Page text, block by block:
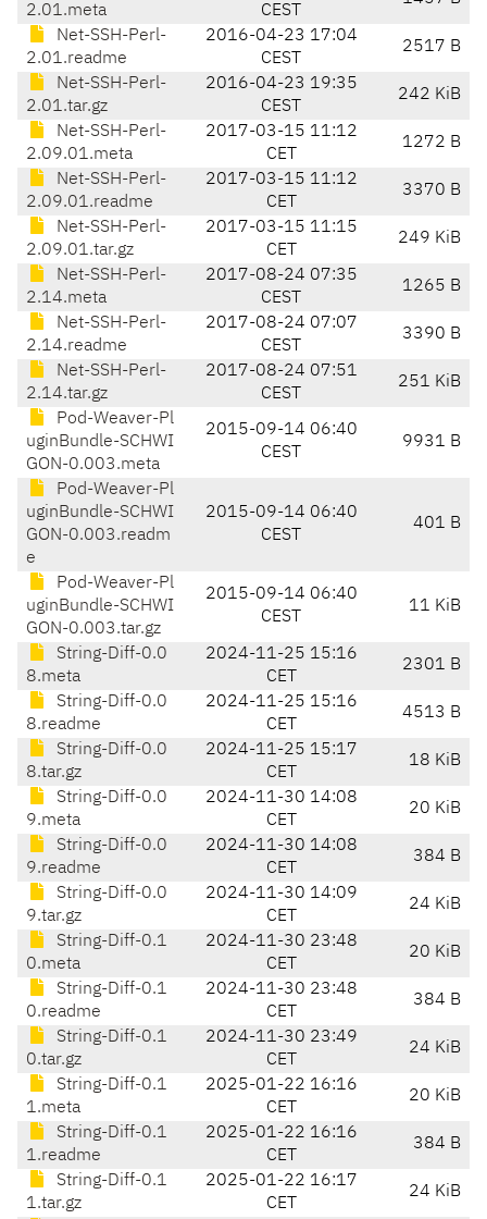
2.01.meta CEST
Net-SSH-Perl-
2.01.readme
2016-04-23 17:04
CEST
2517 B
Net-SSH-Perl-
2.01.tar.gz
2016-04-23 19:35
CEST
242 KiB
Net-SSH-Perl-
2.09.01.meta
2017-03-15 11:12
CET
1272 B
Net-SSH-Perl-
2.09.01.readme
2017-03-15 11:12
CET
3370 B
Net-SSH-Perl-
2.09.01.tar.gz
2017-03-15 11:15
CET
249 KiB
Net-SSH-Perl-
2.14.meta
2017-08-24 07:35
CEST
1265 B
Net-SSH-Perl-
2.14.readme
2017-08-24 07:07
CEST
3390 B
Net-SSH-Perl-
2.14.tar.gz
2017-08-24 07:51
CEST
251 KiB
Pod-Weaver-Pl
uginBundle-SCHWI
GON-0.003.meta
2015-09-14 06:40
CEST
9931 B
Pod-Weaver-Pl
uginBundle-SCHWI
GON-0.003.readm
e
2015-09-14 06:40
CEST
401 B
Pod-Weaver-Pl
uginBundle-SCHWI
GON-0.003.tar.gz
2015-09-14 06:40
CEST
11 KiB
String-Diff-0.0
8.meta
2024-11-25 15:16
CET
2301 B
String-Diff-0.0
8.readme
2024-11-25 15:16
CET
4513 B
String-Diff-0.0
8.tar.gz
2024-11-25 15:17
CET
18 KiB
String-Diff-0.0
9.meta
2024-11-30 14:08
CET
20 KiB
String-Diff-0.0
9.readme
2024-11-30 14:08
CET
384 B
String-Diff-0.0
9.tar.gz
2024-11-30 14:09
CET
24 KiB
String-Diff-0.1
0.meta
2024-11-30 23:48
CET
20 KiB
String-Diff-0.1
0.readme
2024-11-30 23:48
CET
384 B
String-Diff-0.1
0.tar.gz
2024-11-30 23:49
CET
24 KiB
String-Diff-0.1
1.meta
2025-01-22 16:16
CET
20 KiB
String-Diff-0.1
1.readme
2025-01-22 16:16
CET
384 B
String-Diff-0.1
1.tar.gz
2025-01-22 16:17
CET
24 KiB